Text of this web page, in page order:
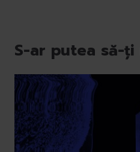
S-ar putea să-ți